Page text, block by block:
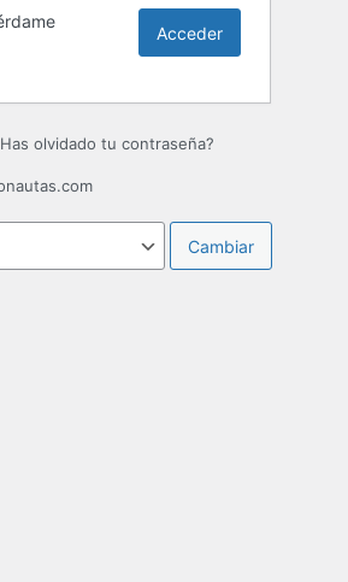
olvidado tu contraseña?